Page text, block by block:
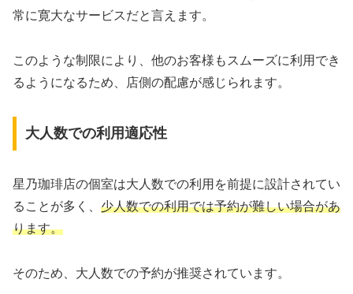
常に寛大なサービスだと言えます。
このような制限により、他のお客様もスムーズに利用でき
るようになるため、店側の配慮が感じられます。
大人数での利用適応性
星乃珈琲店の個室は大人数での利用を前提に設計されてい
ることが多く、 少人数での利用では予約が難しい場合があ
ります。
そのため、大人数での予約が推奨されています。